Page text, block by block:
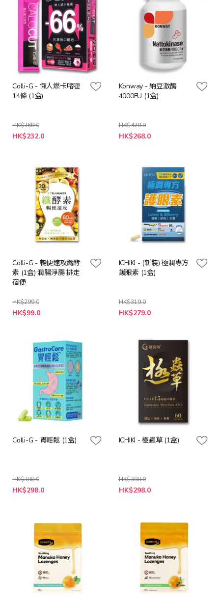
Colli-G - 懶人燃卡啫喱
14條 (1盒)
HK$368.0
特
殊
HK$232.0
Konway - 納豆激酶
4000FU (1盒)
HK$428.0
特
殊
HK$268.0
Colli-G - 暢便速攻纖酵
素 (1盒) 潤腸淨腸 排走
宿便
HK$299.0
特
殊
HK$99.0
ICHIKI - (新裝) 極潤專方
護眼素 (1盒)
HK$319.0
特
殊
HK$279.0
Colli-G - 胃輕鬆 (1盒)
HK$388.0
特
殊
HK$298.0
ICHIKI - 極蟲草 (1盒)
HK$388.0
特
殊
HK$298.0